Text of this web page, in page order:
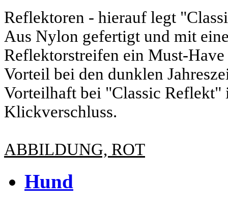
Reflektoren - hierauf legt
Aus Nylon gefertigt und mit
Reflektorstreifen ein Must-
Vorteil bei den dunklen
Vorteilhaft bei "Classic Reflekt"
Klickverschluss.
ABBILDUNG, ROT
Hund